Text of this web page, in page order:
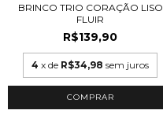
BRINCO TRIO CORAÇÃO LISO
FLUIR
R$139,90
4 x de R$34,98 sem juros
COMPRAR